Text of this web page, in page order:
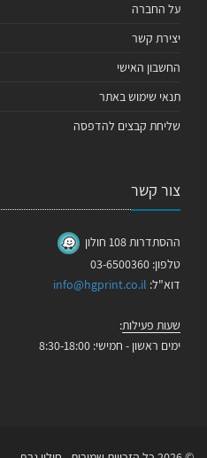
על החברה
יצירת קשר
החשבון האישי
תנאי שימוש באתר
שליחת קבצים להדפסה
צור קשר
ההסתדרות 108 חולון
טלפון: 03-6500360
דוא"ל: info@hgprint.co.il
שעות פעילות:
ימים ראשון - חמישי: 8:30-18:00